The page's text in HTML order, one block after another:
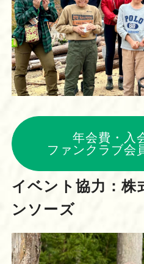
年会費・入
ファンクラブ会
イベント協力：株
ンソーズ